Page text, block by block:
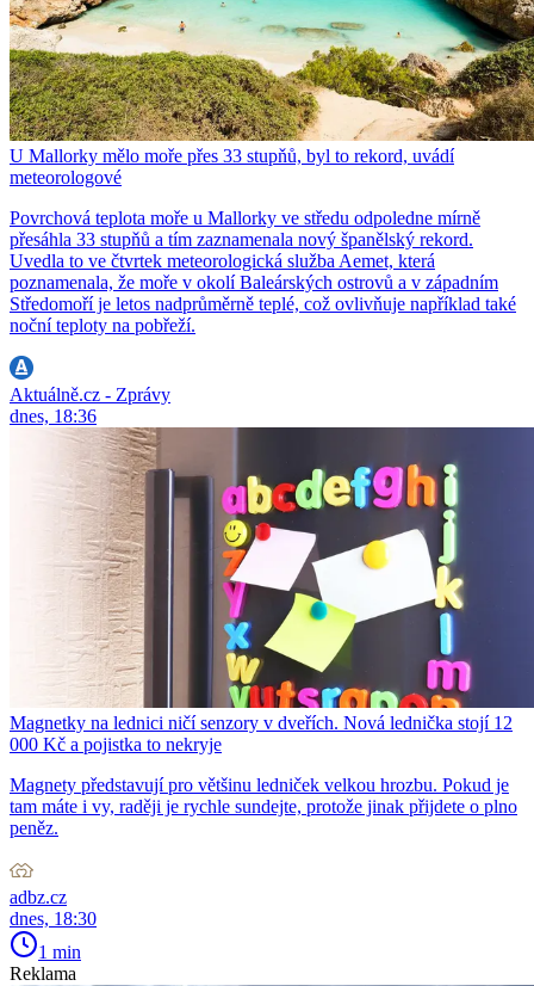
U Mallorky mělo moře přes 33 stupňů, byl to rekord, uvádí
meteorologové
Povrchová teplota moře u Mallorky ve středu odpoledne mírně
přesáhla 33 stupňů a tím zaznamenala nový španělský rekord.
Uvedla to ve čtvrtek meteorologická služba Aemet, která
poznamenala, že moře v okolí Baleárských ostrovů a v západním
Středomoří je letos nadprůměrně teplé, což ovlivňuje například také
noční teploty na pobřeží.
Aktuálně.cz - Zprávy
dnes, 18:36
Magnetky na lednici ničí senzory v dveřích. Nová lednička stojí 12
000 Kč a pojistka to nekryje
Magnety představují pro většinu ledniček velkou hrozbu. Pokud je
tam máte i vy, raději je rychle sundejte, protože jinak přijdete o plno
peněz.
adbz.cz
dnes, 18:30
1 min
Reklama